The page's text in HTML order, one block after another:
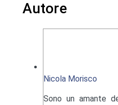
Autore
Nicola Morisco
Sono un amante